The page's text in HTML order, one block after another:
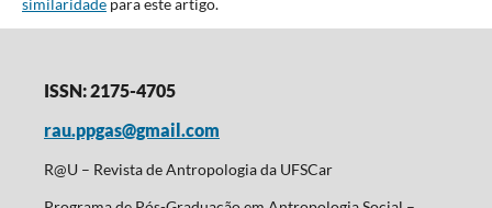
similaridadepara este artigo.
ISSN: 2175-4705
rau.ppgas@gmail.com
R@U – Revista de Antropologia da UFSCar